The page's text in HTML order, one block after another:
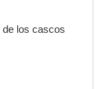
de los cascos